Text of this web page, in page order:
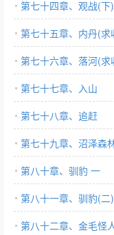
第七十四章、观战(下)
第七十五章、内丹(求
第七十六章、落河(求
第七十七章、入山
第七十八章、追赶
第七十九章、沼泽森
第八十章、驯豹 一
第八十一章、驯豹(二)
第八十二章、金毛怪